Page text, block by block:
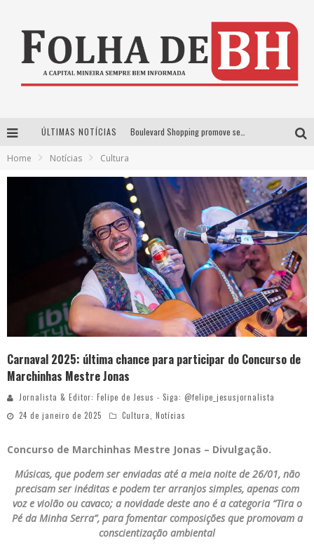
ÚLTIMAS NOTÍCIAS
Em julho, Boulevard Shopping sorteia produtos Apple aos clientes do seu Programa de Benefícios
VIASHOPPING CELEBRA O DIA DOS PAIS COM AÇÃO COMPROU-GANHOU EXCLUSIVA
Home Notícias Cultura
Carnaval 2025: última chance para participar do Concurso de
Marchinhas Mestre Jonas
Jornalista & Editor: Felipe de Jesus - Siga: @felipe_jesusjornalista
24 de janeiro de 2025
Cultura, Notícias
Concurso de Marchinhas Mestre Jonas – Divulgação.
Músicas, que podem ser enviadas até a meia noite de 26/01, não
precisam ser inéditas e podem ter arranjos simples, apenas com
voz e violão ou cavaco; a novidade deste ano é a categoria “Tira o
Pé da Minha Serra”, para fomentar composições que promovam a
conscientização ambiental